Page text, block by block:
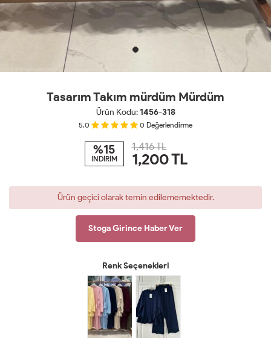
Tasarım Takım mürdüm Mürdüm
Ürün Kodu:1456-318
5.0 0 Değerlendirme
%15
İNDİRİM
1,416 TL
1,200TL
Ürün geçici olarak temin edilememektedir.
Stoga Girince Haber Ver
Renk Seçenekleri